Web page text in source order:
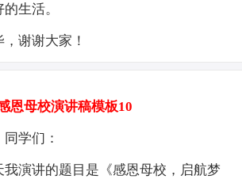
生活。
谢谢大家！
恩母校演讲稿模板10
学们：
演讲的题目是《感恩母校，启航梦